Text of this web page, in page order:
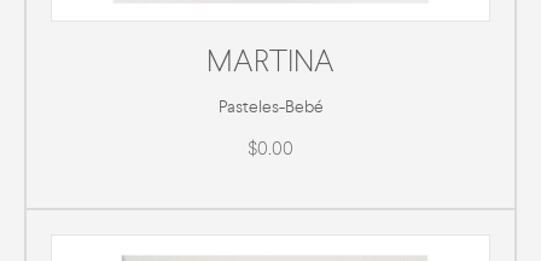
MARTINA
Pasteles-Bebé
$0.00